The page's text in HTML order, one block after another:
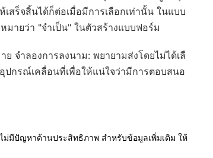
สร็จสิ้นได้ก็ต่อเมื่อมีการเลือกเท่านั้น ในแบบ
มายว่า "จำเป็น" ในตัวสร้างแบบฟอร์ม
จำลองการลงนาม: พยายามส่งโดยไม่ได้เลื
กรณ์เคลื่อนที่เพื่อให้แน่ใจว่ามีการตอบสนอ
ม่มีปัญหาด้านประสิทธิภาพ สำหรับข้อมูลเพิ่มเติม ให้